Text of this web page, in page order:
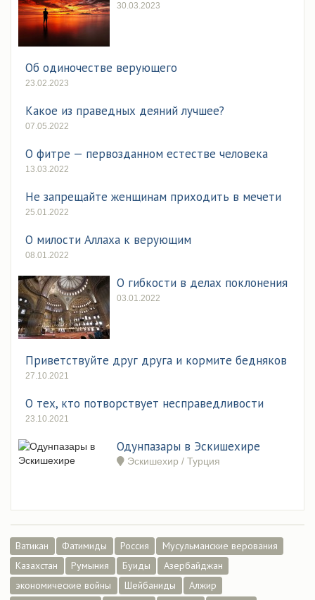
30.03.2023
Об одиночестве верующего
23.02.2023
Какое из праведных деяний лучшее?
07.05.2022
О фитре — первозданном естестве человека
13.03.2022
Не запрещайте женщинам приходить в мечети
25.01.2022
О милости Аллаха к верующим
08.01.2022
О гибкости в делах поклонения
03.01.2022
Приветствуйте друг друга и кормите бедняков
27.10.2021
О тех, кто потворствует несправедливости
23.10.2021
Одунпазары в Эскишехире
Эскишехир / Турция
Ватикан Фатимиды Россия
Мусульманские верования
Казахстан
Румыния Буиды
Азербайджан
экономические войны
Шейбаниды
Алжир